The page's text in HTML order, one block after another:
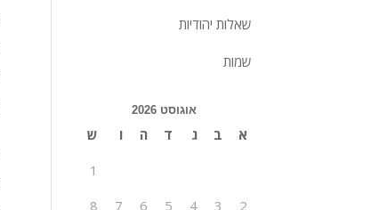
שאלות יהודיות
שמות
אוגוסט 2026
א ב ג ד ה ו
ש
1
2
3
4
5
6
7
8